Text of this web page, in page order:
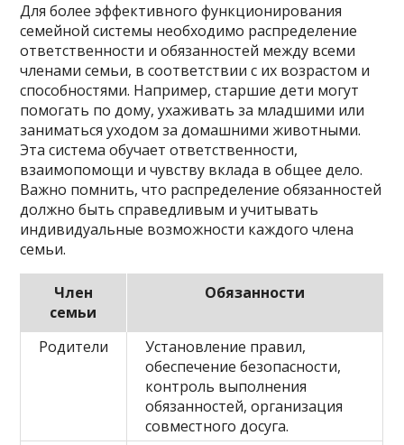
Для более эффективного функционирования
семейной системы необходимо распределение
ответственности и обязанностей между всеми
членами семьи, в соответствии с их возрастом и
способностями. Например, старшие дети могут
помогать по дому, ухаживать за младшими или
заниматься уходом за домашними животными.
Эта система обучает ответственности,
взаимопомощи и чувству вклада в общее дело.
Важно помнить, что распределение обязанностей
должно быть справедливым и учитывать
индивидуальные возможности каждого члена
семьи.
Член
семьи
Обязанности
Родители
Установление правил,
обеспечение безопасности,
контроль выполнения
обязанностей, организация
совместного досуга.